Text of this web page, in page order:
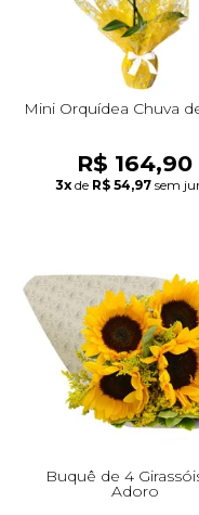
Mini Orquídea Chuva
R$ 164,90
3x de R$ 54,97 sem
Buquê de 4
Adoro